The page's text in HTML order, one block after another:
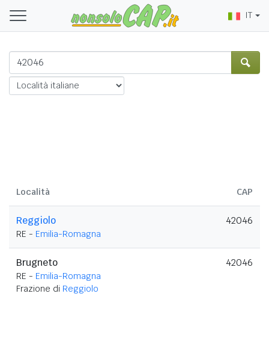
IT
Località CAP
Reggiolo
RE - Emilia-Romagna
42046
Brugneto
RE - Emilia-Romagna
Frazione di Reggiolo
42046